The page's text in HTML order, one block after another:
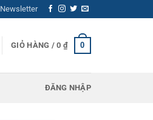
Newsletter
GIỎ HÀNG /0 ₫ 0
ĐĂNG NHẬP